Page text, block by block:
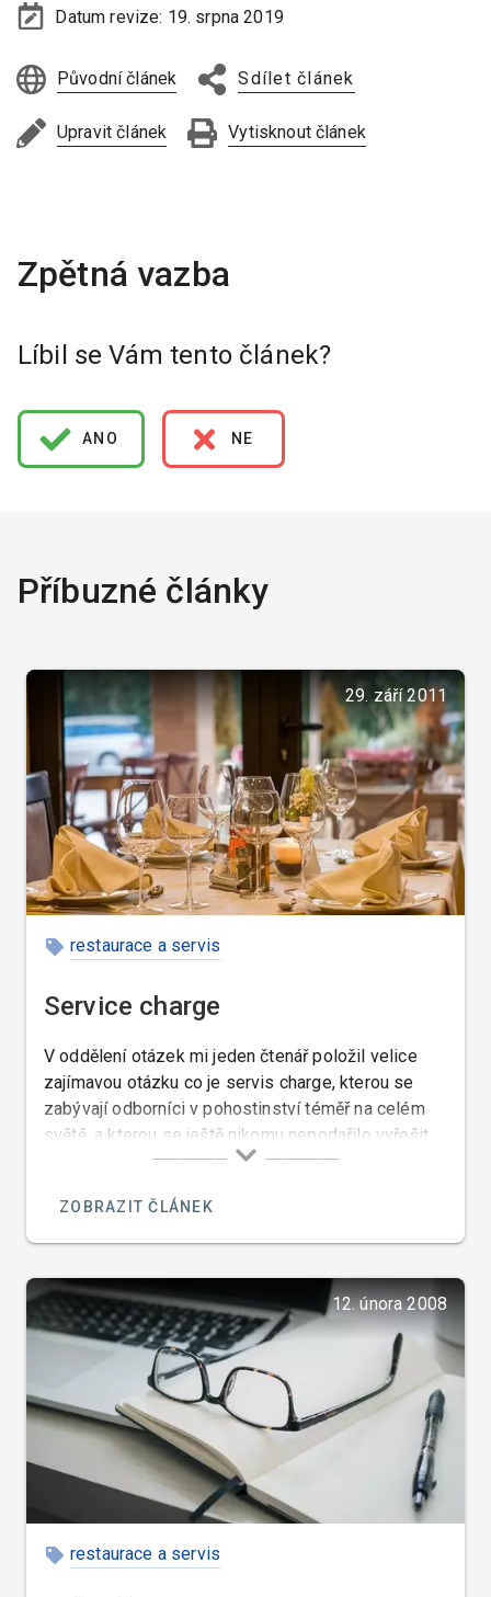
Datum revize: 19. srpna 2019
Původní článek Sdílet článek
Upravit článek Vytisknout článek
Líbil se Vám tento článek?
ANO NE
Příbuzné články
29. září 2011
restaurace a servis
Service charge
V oddělení otázek mi jeden čtenář položil velice
zajímavou otázku co je servis charge, kterou se
zabývají odborníci v pohostinství téměř na celém
světě, a kterou se ještě nikomu nepodařilo vyřešit.
ZOBRAZIT ČLÁNEK
12. února 2008
restaurace a servis